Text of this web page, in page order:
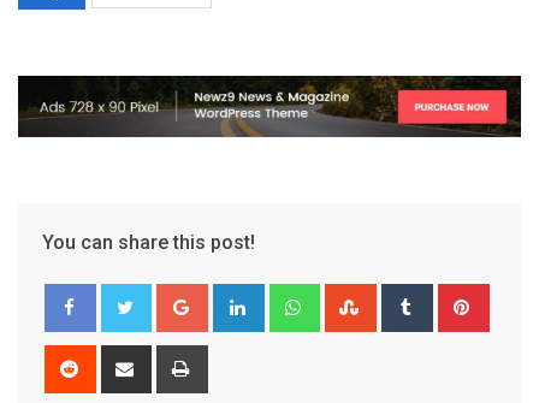
You can share this post!